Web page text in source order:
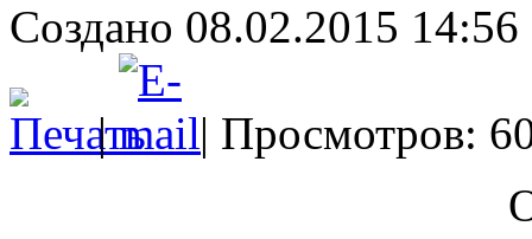
Создано 08.02.2015 14:56
|
| Просмотров: